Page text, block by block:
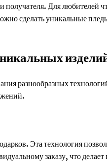
Для любителей
сделать уникальные
разнообразных
Эта технология
заказу, что